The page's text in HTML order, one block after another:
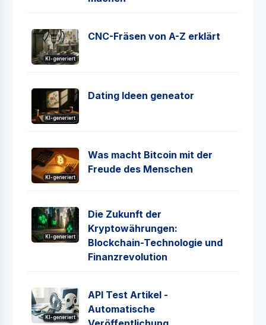
KI-generiert
CNC-Fräsen von A-Z erklärt
KI-generiert
Dating Ideen geneator
KI-generiert
Was macht Bitcoin mit der
Freude des Menschen
KI-generiert
Die Zukunft der
Kryptowährungen:
Blockchain-Technologie und
Finanzrevolution
KI-generiert
API Test Artikel -
Automatische